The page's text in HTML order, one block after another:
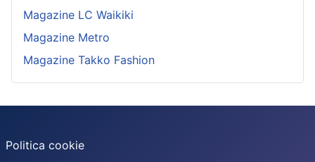
Magazine LC Waikiki
Magazine Metro
Magazine Takko Fashion
Politica cookie